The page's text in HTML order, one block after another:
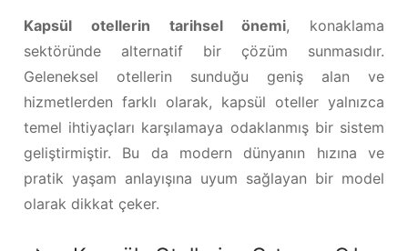
Kapsül otellerin tarihsel önemi, konaklama
sektöründe alternatif bir çözüm sunmasıdır.
Geleneksel otellerin sunduğu geniş alan ve
hizmetlerden farklı olarak, kapsül oteller yalnızca
temel ihtiyaçları karşılamaya odaklanmış bir sistem
geliştirmiştir. Bu da modern dünyanın hızına ve
pratik yaşam anlayışına uyum sağlayan bir model
olarak dikkat çeker.